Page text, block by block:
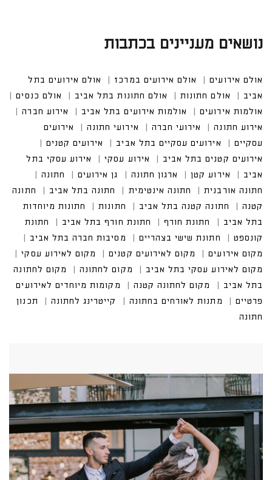
נושאים מעניינים בכתבות
אולם אירועים אולם אירועים במרכז
אולם אירועים בתל
אביב
אולם חתונות אולם חתונות בתל אביב
אולם כנסים
אולמות אירועים
אולמות אירועים בתל אביב
אירוע חברה
אירוע חתונה
אירועי חברה אירועי חתונה
אירועים
עסקיים
אירועים עסקיים בתל אביב
אירועים קטנים
אירועים קטנים בתל אביב
אירוע עסקי
אירוע עסקי בתל
אביב
אירוע קטן ארגון חתונה גן אירועים
חתונה
חתונה אורבנית
חתונה אינטימית חתונה בתל אביב
חתונה
קטנה
חתונה קטנה בתל אביב חתונות
חתונות מיוחדות
בתל אביב
חתונת חורף חתונת חורף בתל אביב
חתונת
קונספט
חתונת שישי בצהריים
מסיבות חברה בתל אביב
מקום אירועים
מקום לאירועים קטנים
מקום לאירוע עסקי
מקום לאירוע עסקי בתל אביב
מקום לחתונה
מקום לחתונה
בתל אביב
מקום לחתונה קטנה
מקומות מיוחדים לאירועים
פרטיים
מתנות לאורחים בחתונה קייטרינג לחתונה
תכנון
חתונה